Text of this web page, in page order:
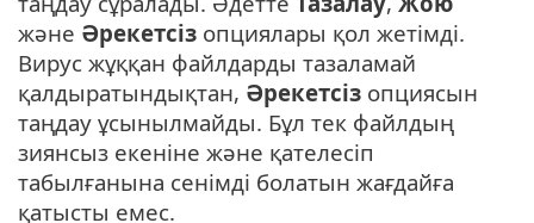
және Әрекетсіз опциялары қол жетімді.
Вирус жұққан файлдарды тазаламай
қалдыратындықтан, Әрекетсіз опциясын
таңдау ұсынылмайды. Бұл тек файлдың
зиянсыз екеніне және қателесіп
табылғанына сенімді болатын жағдайға
қатысты емес.